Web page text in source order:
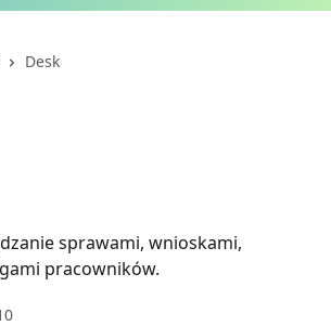
Desk
sprawami, wnioskami,
pracowników.